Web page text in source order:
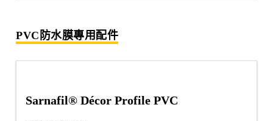
PVC防水膜專用配件
Sarnafil® Décor Profile PVC